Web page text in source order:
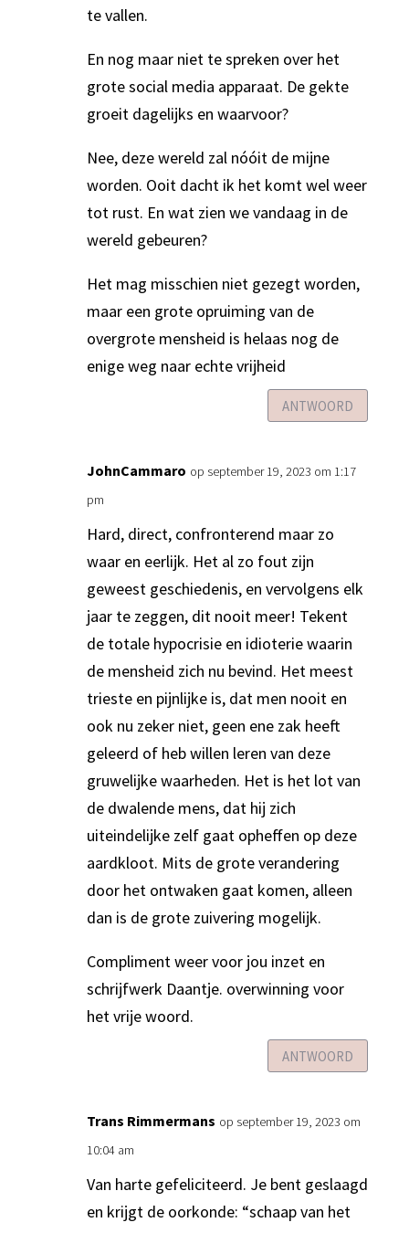
te vallen.
En nog maar niet te spreken over het
grote social media apparaat. De gekte
groeit dagelijks en waarvoor?
Nee, deze wereld zal nóóit de mijne
worden. Ooit dacht ik het komt wel weer
tot rust. En wat zien we vandaag in de
wereld gebeuren?
Het mag misschien niet gezegt worden,
maar een grote opruiming van de
overgrote mensheid is helaas nog de
enige weg naar echte vrijheid
ANTWOORD
JohnCammaro op september 19, 2023 om 1:17
pm
Hard, direct, confronterend maar zo
waar en eerlijk. Het al zo fout zijn
geweest geschiedenis, en vervolgens elk
jaar te zeggen, dit nooit meer! Tekent
de totale hypocrisie en idioterie waarin
de mensheid zich nu bevind. Het meest
trieste en pijnlijke is, dat men nooit en
ook nu zeker niet, geen ene zak heeft
geleerd of heb willen leren van deze
gruwelijke waarheden. Het is het lot van
de dwalende mens, dat hij zich
uiteindelijke zelf gaat opheffen op deze
aardkloot. Mits de grote verandering
door het ontwaken gaat komen, alleen
dan is de grote zuivering mogelijk.
Compliment weer voor jou inzet en
schrijfwerk Daantje. overwinning voor
het vrije woord.
ANTWOORD
Trans Rimmermans op september 19, 2023 om
10:04 am
Van harte gefeliciteerd. Je bent geslaagd
en krijgt de oorkonde: “schaap van het